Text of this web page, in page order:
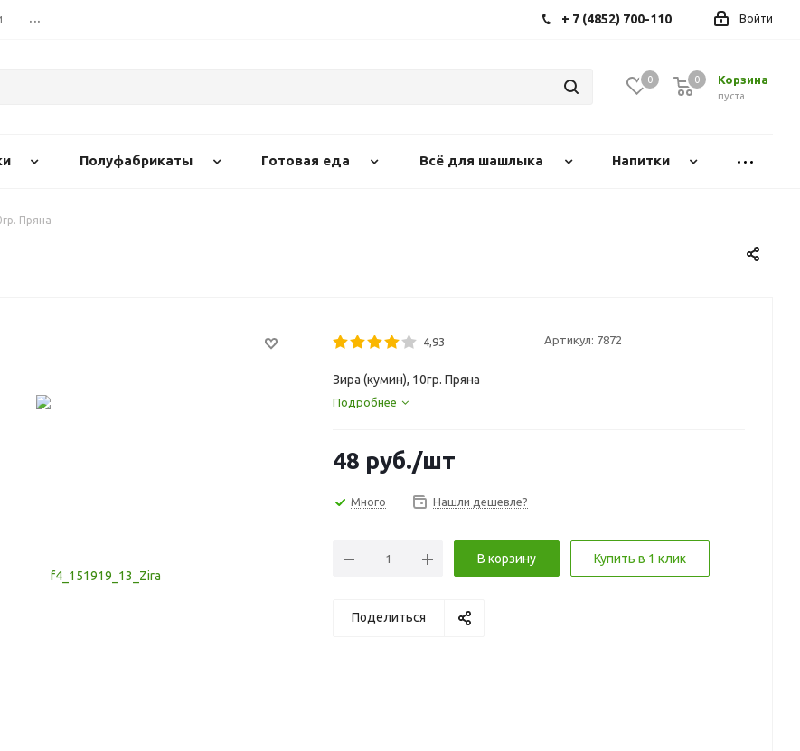
... Войти
+ 7 (4852) 700-110
0 Корзина
0
пуста
0
Полуфабрикаты Готовая еда Всё для шашлыка Напитки
Пряна
4,93 Артикул: 7872
Зира (кумин), 10гр. Пряна
Подробнее
48 руб./шт
Много Нашли дешевле?
В корзину Купить в 1 клик
Поделиться